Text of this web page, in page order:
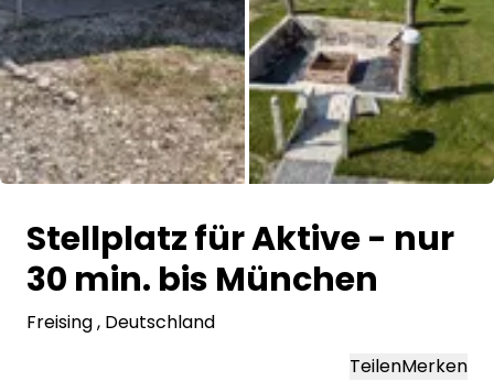
Stellplatz für Aktive - nur
30 min. bis München
Freising, Deutschland
TeilenMerken